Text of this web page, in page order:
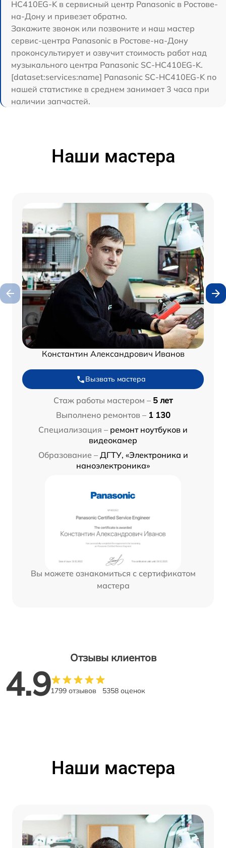
HC410EG-K в сервисный центр Panasonic в Ростове-
на-Дону и привезет обратно.
Закажите звонок или позвоните и наш мастер
сервис-центра Panasonic в Ростове-на-Дону
проконсультирует и озвучит стоимость работ над
музыкального центра Panasonic SC-HC410EG-K.
[dataset:services:name] Panasonic SC-HC410EG-K по
нашей статистике в среднем занимает 3 часа при
наличии запчастей.
Наши мастера
Константин Александрович Иванов
Вызвать мастера
Стаж работы мастером – 5 лет
Выполнено ремонтов – 1 130
Специализация – ремонт ноутбуков и
видеокамер
Образование – ДГТУ, «Электроника и
наноэлектроника»
Вы можете ознакомиться с сертификатом
мастера
Отзывы клиентов
4.91799 отзывов 5358 оценок
Наши мастера